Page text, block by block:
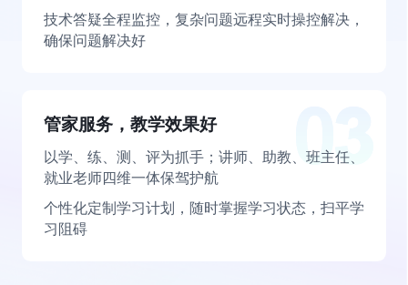
技术答疑全程监控，复杂问题远程实时操控解决，
确保问题解决好
管家服务，教学效果好
以学、练、测、评为抓手；讲师、助教、班主任、
就业老师四维一体保驾护航
个性化定制学习计划，随时掌握学习状态，扫平学
习阻碍